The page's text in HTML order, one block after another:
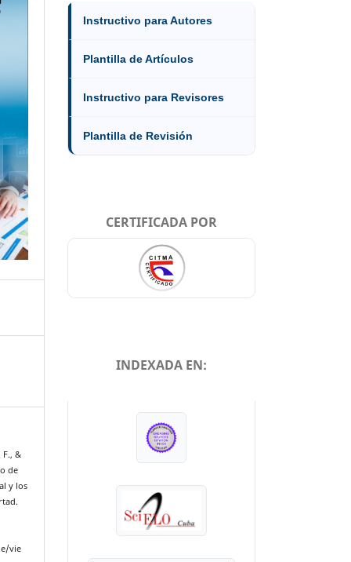
F., &
de
y los
vie
Instructivo para Autores
Plantilla de Artículos
Instructivo para Revisores
Plantilla de Revisión
CERTIFICADA POR
INDEXADA EN: